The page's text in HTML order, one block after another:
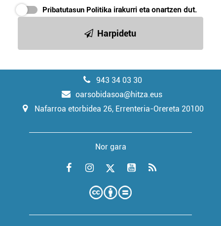
Pribatutasun Politika irakurri eta onartzen dut.
Harpidetu
943 34 03 30
oarsobidasoa@hitza.eus
Nafarroa etorbidea 26, Errenteria-Orereta 20100
Nor gara